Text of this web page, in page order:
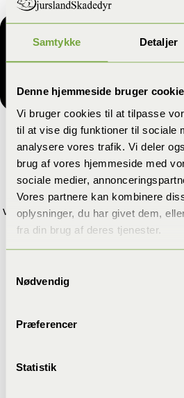
Samtykke Detaljer
Denne hjemmeside bruger
Vi bruger cookies til at tilpasse
til at vise dig funktioner til sociale
analysere vores trafik. Vi deler
brug af vores hjemmeside med
sociale medier,
Vores partnere kan kombinere
oplysninger, du har givet dem,
fra din brug af deres tjenester.
Nødvendig
Præferencer
Statistik
Myregift der
Naturlige metoder kan være
væk, selvom de ikke dræber hele
eddike, kanel og citron kan
kemikalier. Dog vil de ikke
mere permanent løsning kan